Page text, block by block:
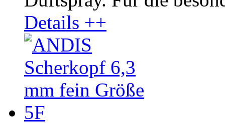
Details ++